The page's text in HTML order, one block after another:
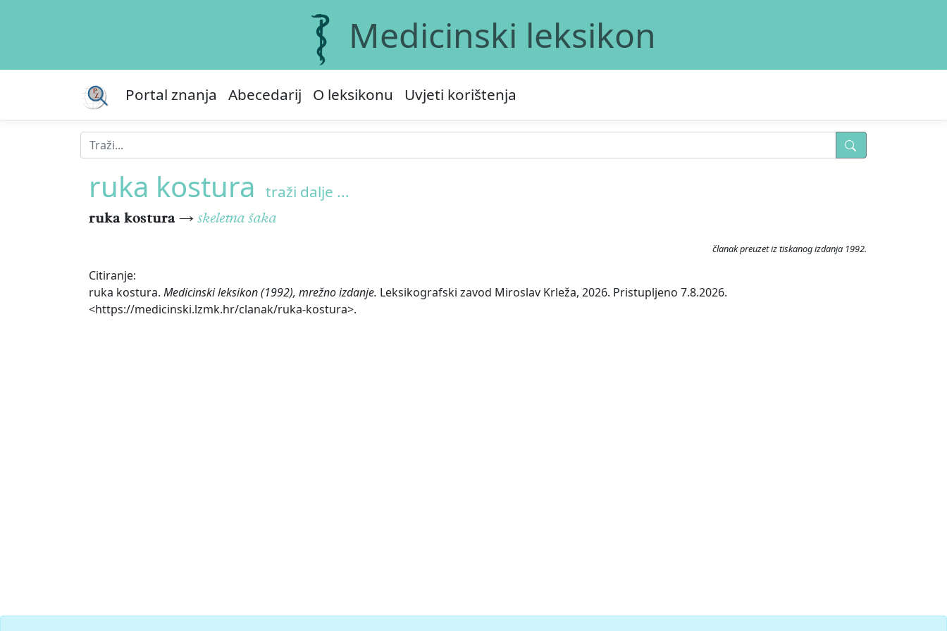
Medicinski leksikon
Portal znanja Abecedarij O leksikonu Uvjeti korištenja
ruka kostura traži dalje ...
ruka kostura → skeletna šaka
članak preuzet iz tiskanog izdanja 1992.
Citiranje:
ruka kostura. Medicinski leksikon (1992), mrežno izdanje. Leksikografski zavod Miroslav Krleža, 2026. Pristupljeno 7.8.2026.
<https://medicinski.lzmk.hr/clanak/ruka-kostura>.